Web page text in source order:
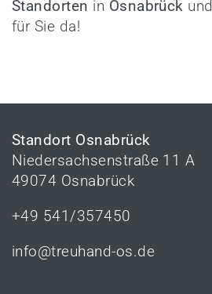
Standorten in Osnabrück und
für Sie da!
Standort Osnabrück
Niedersachsenstraße 11 A
49074 Osnabrück
+49 541/357450
info@treuhand-os.de